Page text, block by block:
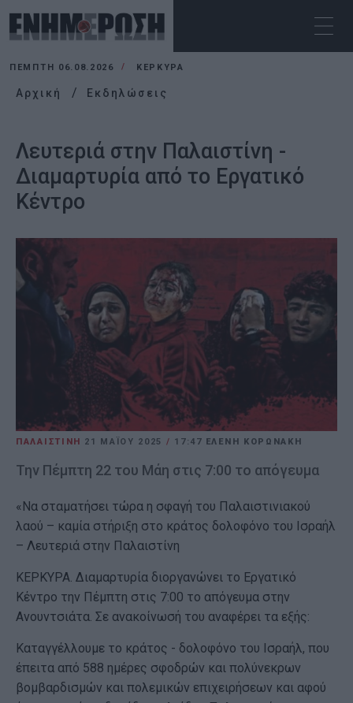
ΠΈΜΠΤΗ 06.08.2026 ΚΕΡΚΥΡΑ
Αρχική Εκδηλώσεις
Λευτεριά στην Παλαιστίνη -
Διαμαρτυρία από το Εργατικό
Κέντρο
ΠΑΛΑΙΣΤΙΝΗ 21 ΜΑΪ́ΟΥ 2025 / 17:47 ΕΛΕΝΗ ΚΟΡΩΝΑΚΗ
Την Πέμπτη 22 του Μάη στις 7:00 το απόγευμα
«Να σταματήσει τώρα η σφαγή του Παλαιστινιακού
λαού – καμία στήριξη στο κράτος δολοφόνο του Ισραήλ
– Λευτεριά στην Παλαιστίνη
ΚΕΡΚΥΡΑ. Διαμαρτυρία διοργανώνει το Εργατικό
Κέντρο την Πέμπτη στις 7:00 το απόγευμα στην
Ανουντσιάτα. Σε ανακοίνωσή του αναφέρει τα εξής:
Καταγγέλλουμε το κράτος - δολοφόνο του Ισραήλ, που
έπειτα από 588 ημέρες σφοδρών και πολύνεκρων
βομβαρδισμών και πολεμικών επιχειρήσεων και αφού